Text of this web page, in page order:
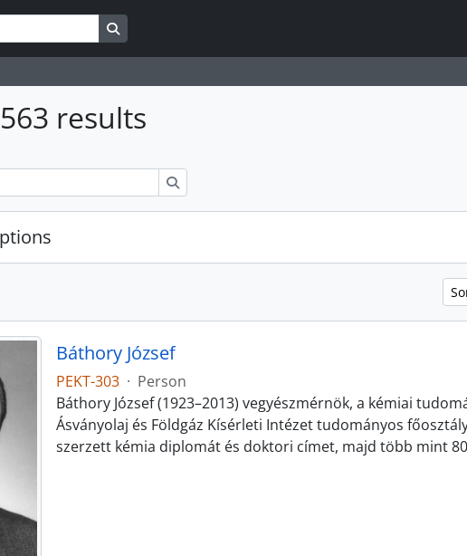
Search in browse page
results
Báthory József
PEKT-303 · Person
Báthory József (1923–2013) vegyészmérnök, a kémiai
Ásványolaj és Földgáz Kísérleti Intézet tudományos
szerzett kémia diplomát és doktori címet, majd több mint